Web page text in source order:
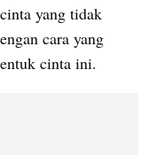
yang tidak
cara yang
cinta ini.